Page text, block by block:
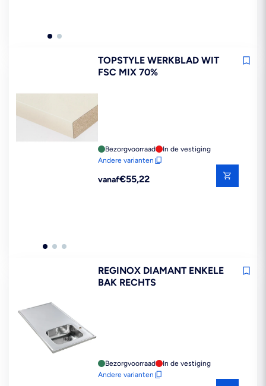
TOPSTYLE WERKBLAD WIT
FSC MIX 70%
Bezorgvoorraad
In de vestiging
Andere varianten
Reguliere
vanaf€55,22
REGINOX DIAMANT ENKELE
BAK RECHTS
Bezorgvoorraad
In de vestiging
Andere varianten